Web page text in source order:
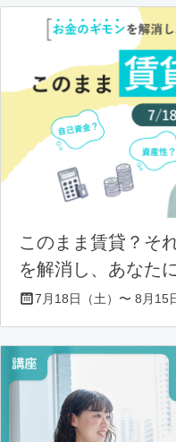
このまま賃貸？そ
を解消し、あなた
7月18日（土）〜 8月15